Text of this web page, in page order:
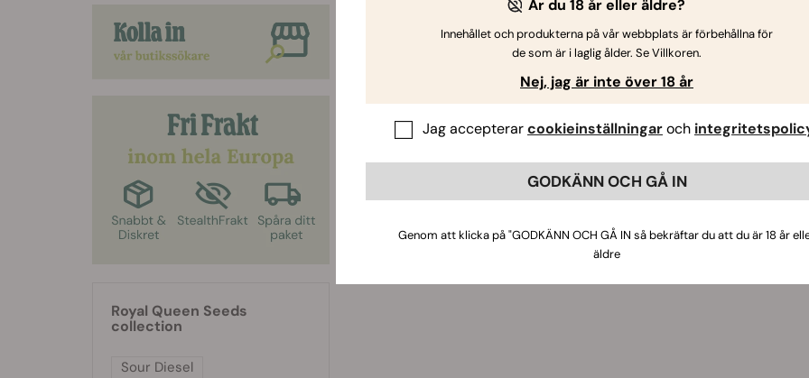
Royal Queen Seeds
collection
Sour Diesel
Är du 18 år eller äldre?
Innehållet och produkterna på vår webbplats är förbehållna för
de som är i laglig ålder. Se Villkoren.
Nej, jag är inte över 18 år
Jag accepterarcookieinställningaroch
GODKÄNN OCH GÅ IN
Genom att klicka på "GODKÄNN OCH GÅ IN så bekräftar du att du är 18 år
äldre